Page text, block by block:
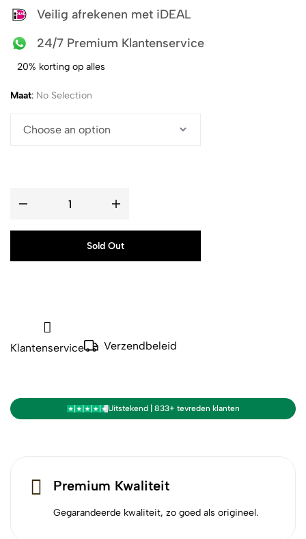
Veilig afrekenen met iDEAL
24/7 Premium Klantenservice
20% korting op alles
Maat: No Selection
Sold Out
Klantenservice Verzendbeleid
Uitstekend | 833+ tevreden klanten
Premium Kwaliteit
Gegarandeerde kwaliteit, zo goed als origineel.